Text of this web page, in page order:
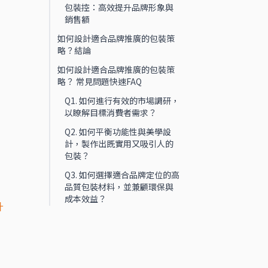
包裝控：高效提升品牌形象與
銷售額
如何設計適合品牌推廣的包裝策
略？結論
如何設計適合品牌推廣的包裝策
略？ 常見問題快速FAQ
Q1. 如何進行有效的市場調研，
以瞭解目標消費者需求？
Q2. 如何平衡功能性與美學設
計，製作出既實用又吸引人的
包裝？
Q3. 如何選擇適合品牌定位的高
品質包裝材料，並兼顧環保與
成本效益？